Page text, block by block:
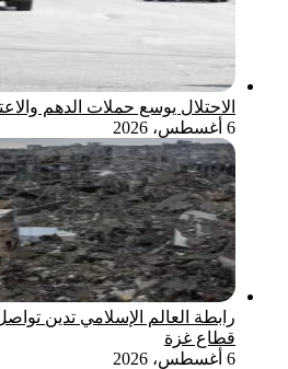
الاحتلال يوسع حملات الدهم
6 أغسطس، 2026
رابطة العالم الإسلامي تدين
قطاع غزة
6 أغسطس، 2026